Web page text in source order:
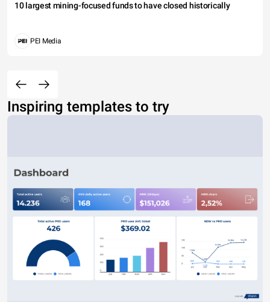
10 largest mining-focused funds to have closed historically
PEI Media
Inspiring templates to try